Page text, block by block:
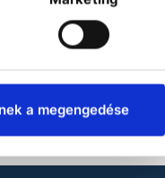
a megengedése